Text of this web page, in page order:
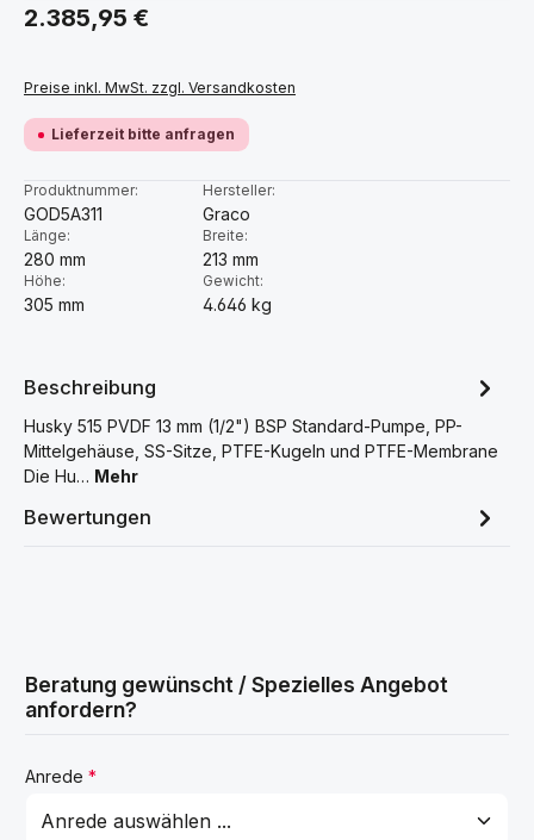
Regulärer Preis:
2.385,95 €
Preise inkl. MwSt. zzgl. Versandkosten
Lieferzeit bitte anfragen
Produktnummer:
GOD5A311
Hersteller:
Graco
Länge:
280 mm
Breite:
213 mm
Höhe:
305 mm
Gewicht:
4.646 kg
Beschreibung
Husky 515 PVDF 13 mm (1/2") BSP Standard-Pumpe, PP-
Mittelgehäuse, SS-Sitze, PTFE-Kugeln und PTFE-Membrane
Die Hu… Mehr
Bewertungen
Beratung gewünscht / Spezielles Angebot
anfordern?
Anrede *